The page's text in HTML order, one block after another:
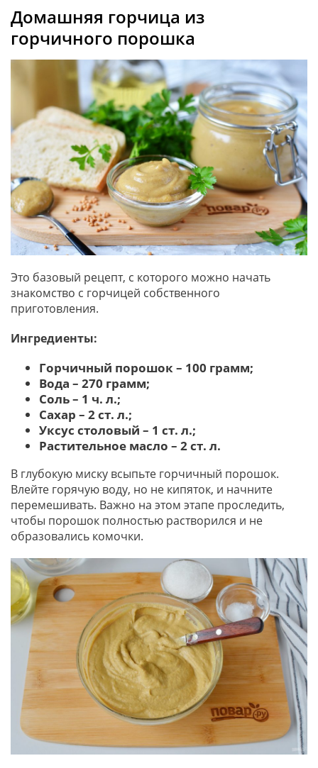
Домашняя горчица из
горчичного порошка
Это базовый рецепт, с которого можно начать
знакомство с горчицей собственного
приготовления.
Ингредиенты:
Горчичный порошок – 100 грамм;
Вода – 270 грамм;
Соль – 1 ч. л.;
Сахар – 2 ст. л.;
Уксус столовый – 1 ст. л.;
Растительное масло – 2 ст. л.
В глубокую миску всыпьте горчичный порошок.
Влейте горячую воду, но не кипяток, и начните
перемешивать. Важно на этом этапе проследить,
чтобы порошок полностью растворился и не
образовались комочки.